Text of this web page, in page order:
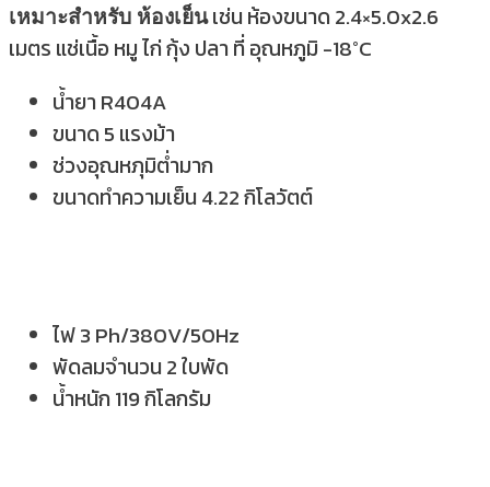
เหมาะสำหรับ ห้องเย็นเช่น ห้องขนาด 2.4×5.0x2.6
เมตร แช่เนื้อ หมู ไก่ กุ้ง ปลา ที่ อุณหภูมิ -18°C
น้ำยา R404A
ขนาด 5 แรงม้า
ช่วงอุณหภุมิต่ำมาก
ขนาดทำความเย็น 4.22 กิโลวัตต์
ไฟ 3 Ph/380V/50Hz
พัดลมจำนวน 2 ใบพัด
น้ำหนัก 119 กิโลกรัม